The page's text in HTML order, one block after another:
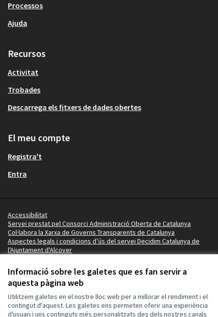
Informació sobre les galetes que es fan servir a
aquesta pàgina web
Utilitzem galetes en el nostre lloc web per a millorar el rendiment i el
contingut d'aquest. Les galetes ens permeten oferir una experiència
d'usuari i uns continguts més personalitzats des dels nostres canals
Processos
Ajuda
Recursos
Activitat
Trobades
Descarrega els fitxers de dades obertes
El meu compte
Registra't
Entra
Accessibilitat
Servei prestat pel Consorci Administració Oberta de Catalunya
Col·labora la Xarxa de Governs Transparents de Catalunya
Aspectes legals i condicions d’ús del servei Decidim Catalunya de
l'Ajuntament d'Alcover
Termes i condicions
Configuració de les galetes
Ajuntament d'Alcover a X
(Enllaç extern)
Ajuntament d'Alcover a Facebook
(Enllaç extern)
Ajuntament d'Alcover a Instagram
(Enllaç extern)
Ajuntament d'Alcover a YouTube
(Enllaç extern)